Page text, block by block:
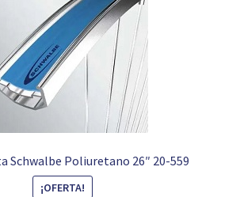
Schwalbe Poliuretano 26″ 20-559
¡OFERTA!